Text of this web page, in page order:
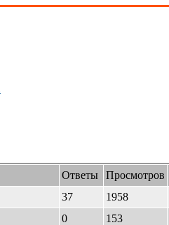
Ответы Просмотров
37 1958
0 153